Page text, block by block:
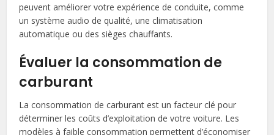
peuvent améliorer votre expérience de conduite, comme
un système audio de qualité, une climatisation
automatique ou des sièges chauffants.
Évaluer la consommation de
carburant
La consommation de carburant est un facteur clé pour
déterminer les coûts d’exploitation de votre voiture. Les
modèles à faible consommation permettent d’économiser